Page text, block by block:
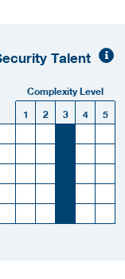
Talent
Complexity Level
1 2 3 4
5